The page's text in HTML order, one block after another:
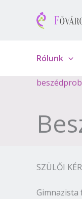
Rólunk
SZÜLŐI
Gimnazista